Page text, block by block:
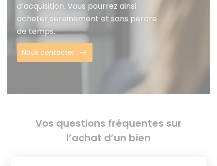
d’acquisition. Vous pourrez ainsi
acheter sereinement et sans perdre
de temps.
Nous contacter
Vos questions fréquentes sur
l’achat d’un bien